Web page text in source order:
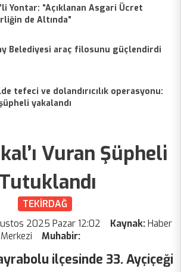
Yontar: “Açıklanan Asgari Ücret
de Altında”
Belediyesi araç filosunu güçlendirdi
tefeci ve dolandırıcılık operasyonu:
yakalandı
Vuran Şüpheli
Tutuklandı
TEKİRDAĞ
2025 Pazar 12:02 Kaynak: Haber
Merkezi
Muhabir:
ilçesinde 33. Ayçiçeği